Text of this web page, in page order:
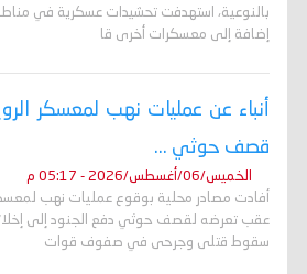
بالنوعية، استهدفت تحشيدات عسكرية في مناطق
إضافة إلى معسكرات أخرى قا
أنباء عن عمليات نهب لمعسكر
قصف حوثي ...
الخميس/06/أغسطس/2026 - 05:17 م
أفادت مصادر محلية بوقوع عمليات نهب
عقب تعرضه لقصف حوثي دفع الجنود إلى
سقوط قتلى وجرحى في صفوف قوات